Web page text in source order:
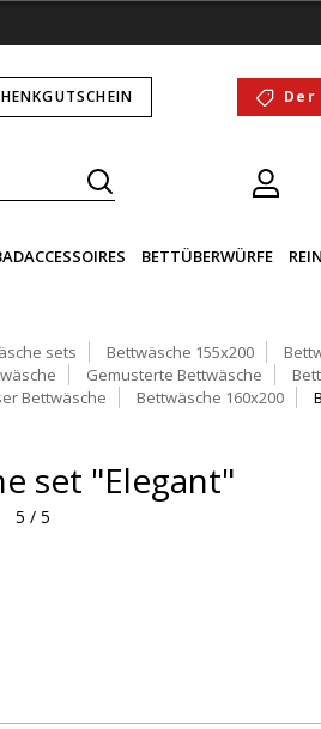
Der
BETTÜBERWÜRFE
sets Bettwäsche 155x200
Gemusterte Bettwäsche
Bettwäsche Bettwäsche 160x200
set "Elegant"
5 / 5